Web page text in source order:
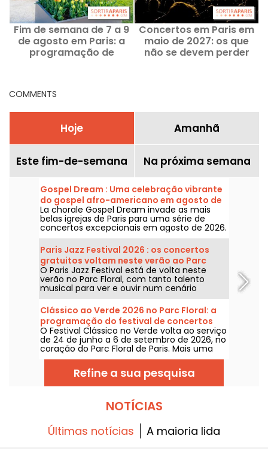
Fim de semana de 7 a 9
de agosto em Paris: a
programação de
Concertos em Paris em
maio de 2027: os que
não se devem perder
COMMENTS
Hoje Amanhã
Este fim-de-semana Na próxima semana
Gospel Dream : Uma celebração vibrante
do gospel afro-americano em agosto de
2026 em Paris
La chorale Gospel Dream invade as mais
belas igrejas de Paris para uma série de
concertos excepcionais em agosto de 2026.
Uma experiência musical única que celebra
a esperança, a união e a resiliência através
dos cantos autênticos da Igreja Afro-
Americana.
Paris Jazz Festival 2026 : os concertos
gratuitos voltam neste verão ao Parc
Floral, a programação
O Paris Jazz Festival está de volta neste
verão no Parc Floral, com tanto talento
musical para ver e ouvir num cenário
bucolico. Aqui está a programação dos
concertos gratuitos para descobrir de 24 de
junho a 6 de setembro de 2026!
Clássico ao Verde 2026 no Parc Floral: a
programação do festival de concertos
gratuitos
O Festival Clássico no Verde volta ao serviço
de 24 de junho a 6 de setembro de 2026, no
coração do Parc Floral de Paris. Mais uma
vez, Classique au Vert convida os
melómanos e os leigos a entrarem no ritmo
certo e a aproveitarem bons momentos ao
lado de artistas consagrados e em
Refine a sua pesquisa
NOTÍCIAS
Últimas notícias A maioria lida